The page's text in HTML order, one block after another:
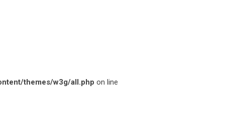
themes/w3g/all.php on line